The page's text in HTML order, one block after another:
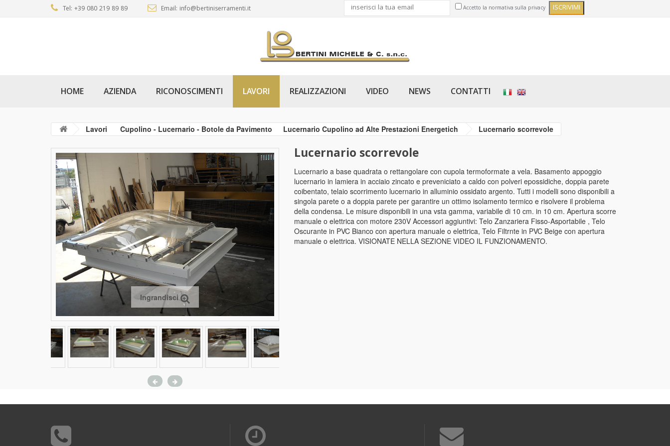
Tel: +39 080 219 89 89 Email: info@bertiniserramenti.it Accetto la normativa sulla privacy
HOME AZIENDA RICONOSCIMENTI LAVORI REALIZZAZIONI VIDEO NEWS CONTATTI
Lavori Cupolino - Lucernario - Botole da Pavimento Lucernario Cupolino ad Alte Prestazioni Energetich Lucernario scorrevole
Ingrandisci
Lucernario scorrevole
Lucernario a base quadrata o rettangolare con cupola termoformate a vela. Basamento appoggio
lucernario in lamiera in acciaio zincato e preveniciato a caldo con polveri epossidiche, doppia parete
coibentato, telaio scorrimento lucernario in alluminio ossidato argento. Tutti i modelli sono disponibili a
singola parete o a doppia parete per garantire un ottimo isolamento termico e risolvere il problema
della condensa. Le misure disponibili in una vsta gamma, variabile di 10 cm. in 10 cm. Apertura scorre
manuale o elettrica con motore 230V Accessori aggiuntivi: Telo Zanzariera Fisso-Asportabile , Telo
Oscurante in PVC Bianco con apertura manuale o elettrica, Telo Filtrnte in PVC Beige con apertura
manuale o elettrica. VISIONATE NELLA SEZIONE VIDEO IL FUNZIONAMENTO.